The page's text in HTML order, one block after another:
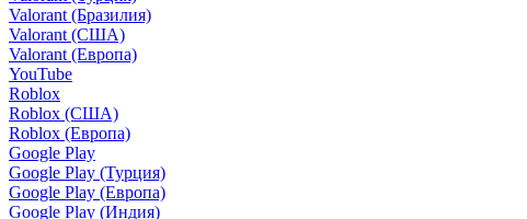
Valorant (Бразилия)
Valorant (США)
Valorant (Европа)
YouTube
Roblox
Roblox (США)
Roblox (Европа)
Google Play
Google Play (Турция)
Google Play (Европа)
Google Play (Индия)